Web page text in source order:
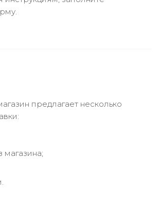
предлагает несколько
магазина;